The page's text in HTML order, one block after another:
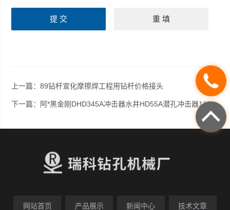
上一篇：89钻杆宣化摩擦焊工程用钻杆价格接头
下一篇： 阿*黑金刚DHD345A冲击器水井HD55A潜孔冲击器115钎头
网站首页 产品展示 新闻中心 技术文章